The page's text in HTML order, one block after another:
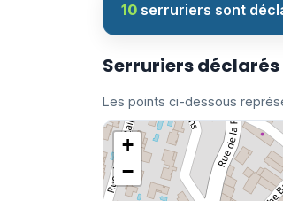
10 serruriers sont
Serruriers
Les points ci-dessous
+
−